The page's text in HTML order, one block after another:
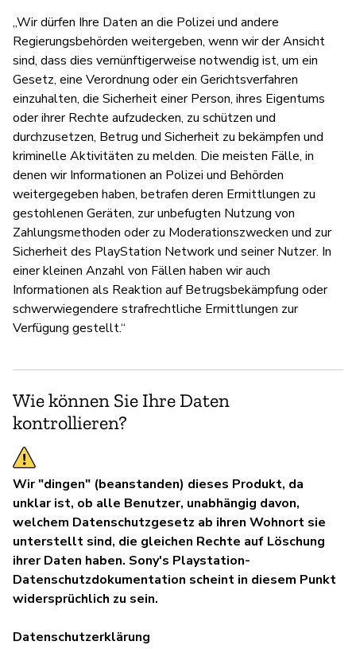
„Wir dürfen Ihre Daten an die Polizei und andere
Regierungsbehörden weitergeben, wenn wir der Ansicht
sind, dass dies vernünftigerweise notwendig ist, um ein
Gesetz, eine Verordnung oder ein Gerichtsverfahren
einzuhalten, die Sicherheit einer Person, ihres Eigentums
oder ihrer Rechte aufzudecken, zu schützen und
durchzusetzen, Betrug und Sicherheit zu bekämpfen und
kriminelle Aktivitäten zu melden. Die meisten Fälle, in
denen wir Informationen an Polizei und Behörden
weitergegeben haben, betrafen deren Ermittlungen zu
gestohlenen Geräten, zur unbefugten Nutzung von
Zahlungsmethoden oder zu Moderationszwecken und zur
Sicherheit des PlayStation Network und seiner Nutzer. In
einer kleinen Anzahl von Fällen haben wir auch
Informationen als Reaktion auf Betrugsbekämpfung oder
schwerwiegendere strafrechtliche Ermittlungen zur
Verfügung gestellt.“
Wie können Sie Ihre Daten
kontrollieren?
Wir "dingen" (beanstanden) dieses Produkt, da
unklar ist, ob alle Benutzer, unabhängig davon,
welchem Datenschutzgesetz ab ihren Wohnort sie
unterstellt sind, die gleichen Rechte auf Löschung
ihrer Daten haben. Sony's Playstation-
Datenschutzdokumentation scheint in diesem Punkt
widersprüchlich zu sein.
Datenschutzerklärung